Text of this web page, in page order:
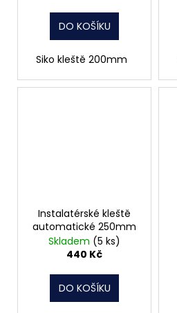
DO KOŠÍKU
Siko kleště 200mm
Instalatérské kleště
automatické 250mm
Skladem (5 ks)
440 Kč
DO KOŠÍKU